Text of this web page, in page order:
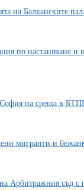
на Балканските
по настаняване и
София на среща в
мигранти и
Арбитражния съд с